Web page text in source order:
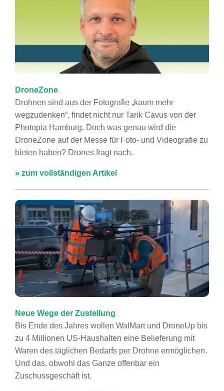
DroneZone
Drohnen sind aus der Fotografie „kaum mehr
wegzudenken“, findet nicht nur Tarik Cavus von der
Photopia Hamburg. Doch was genau wird die
DroneZone auf der Messe für Foto- und Videografie zu
bieten haben? Drones fragt nach.
» zum vollständigen Artikel
Neue Wege der Zustellung
Bis Ende des Jahres wollen WalMart und DroneUp bis
zu 4 Millionen US-Haushalten eine Belieferung mit
Waren des täglichen Bedarfs per Drohne ermöglichen.
Und das, obwohl das Ganze offenbar ein
Zuschussgeschäft ist.